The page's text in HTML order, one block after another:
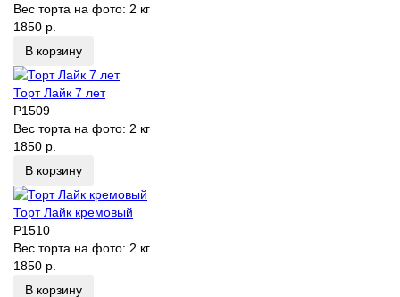
Вес торта на фото: 2 кг
1850 р.
В корзину
Торт Лайк 7 лет
P1509
Вес торта на фото: 2 кг
1850 р.
В корзину
Торт Лайк кремовый
P1510
Вес торта на фото: 2 кг
1850 р.
В корзину